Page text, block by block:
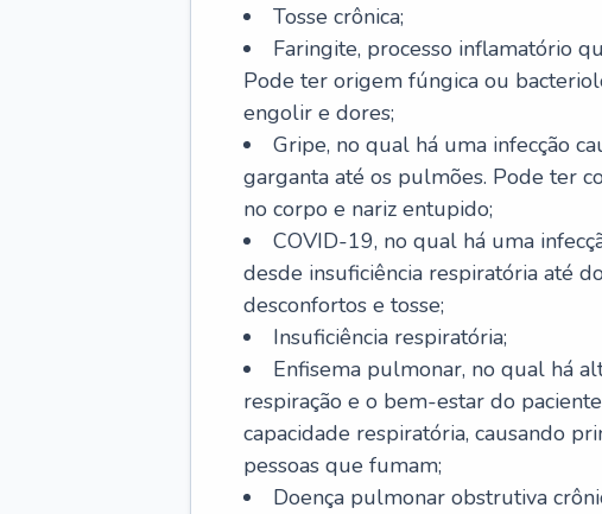
Tosse crônica;
Faringite, processo inflamatório
Pode ter origem fúngica ou
engolir e dores;
Gripe, no qual há uma infecção
garganta até os pulmões. Pode ter
no corpo e nariz entupido;
COVID-19, no qual há uma
desde insuficiência respiratória até
desconfortos e tosse;
Insuficiência respiratória;
Enfisema pulmonar, no qual há
respiração e o bem-estar do
capacidade respiratória, causando
pessoas que fumam;
Doença pulmonar obstrutiva